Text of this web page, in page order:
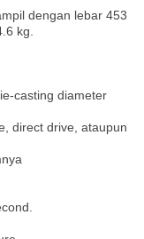
dengan lebar 453
kg.
casting diameter
direct drive, ataupun